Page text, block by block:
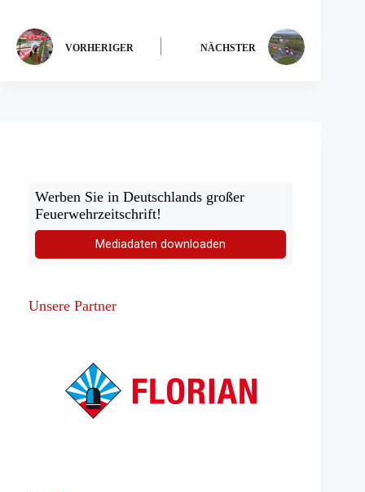
VORHERIGER NÄCHSTER
Werben Sie in Deutschlands großer
Feuerwehrzeitschrift!
Mediadaten downloaden
Unsere Partner